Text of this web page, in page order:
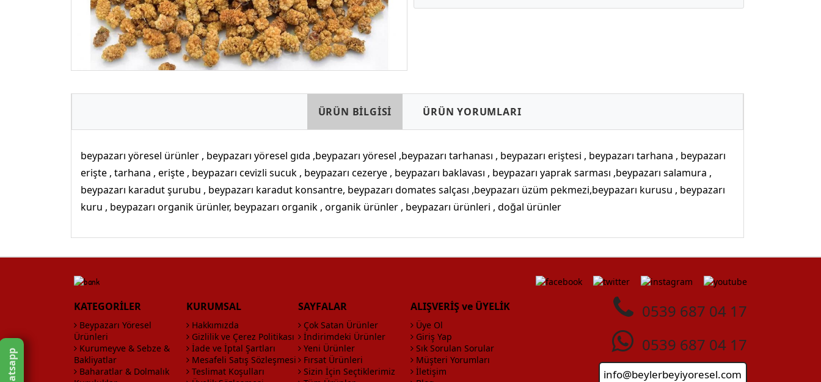
ÜRÜN BİLGİSİ ÜRÜN YORUMLARI
beypazarı yöresel ürünler , beypazarı yöresel gıda ,beypazarı yöresel ,beypazarı tarhanası , beypazarı eriştesi , beypazarı tarhana , beypazarı
erişte , tarhana , erişte , beypazarı cevizli sucuk , beypazarı cezerye , beypazarı baklavası , beypazarı yaprak sarması ,beypazarı salamura ,
beypazarı karadut şurubu , beypazarı karadut konsantre, beypazarı domates salçası ,beypazarı üzüm pekmezi,beypazarı kurusu , beypazarı
kuru , beypazarı organik ürünler, beypazarı organik , organik ürünler , beypazarı ürünleri , doğal ürünler
KATEGORİLER
Beypazarı Yöresel
Ürünleri
Kurumeyve & Sebze &
Bakliyatlar
Baharatlar & Dolmalık
KURUMSAL
Hakkımızda
Gizlilik ve Çerez Politikası
İade ve İptal Şartları
Mesafeli Satış Sözleşmesi
Teslimat Koşulları
SAYFALAR
Çok Satan Ürünler
İndirimdeki Ürünler
Yeni Ürünler
Fırsat Ürünleri
Sizin İçin Seçtiklerimiz
ALIŞVERİŞ ve ÜYELİK
Üye Ol
Giriş Yap
Sık Sorulan Sorular
Müşteri Yorumları
İletişim
0539 687 04 17
0539 687 04 17